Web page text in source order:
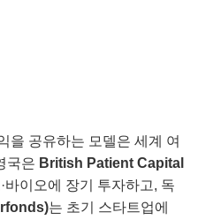
을 공유하는 모델은 세계 여
국은 British Patient Capital
바이오에 장기 투자하고, 독
는 초기 스타트업에